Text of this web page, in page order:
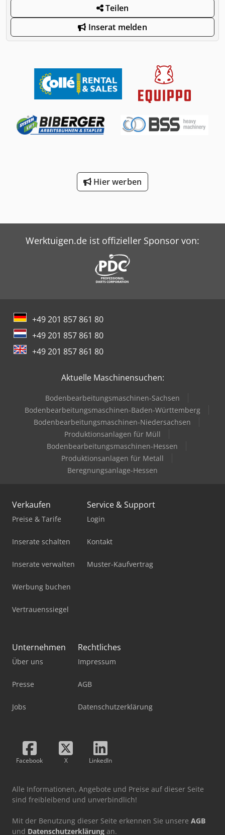
Teilen
Inserat melden
Hier werben
Werktuigen.de ist offizieller Sponsor von:
+49 201 857 861 80
+49 201 857 861 80
+49 201 857 861 80
Aktuelle Maschinensuchen:
Bodenbearbeitungsmaschinen-Sachsen
Bodenbearbeitungsmaschinen-Baden-Württemberg
Bodenbearbeitungsmaschinen-Niedersachsen
Produktionsanlagen für Müll
Bodenbearbeitungsmaschinen-Hessen
Produktionsanlagen für Metall
Beregnungsanlage-Hessen
Verkaufen
Preise & Tarife
Inserate schalten
Inserate verwalten
Werbung buchen
Vertrauenssiegel
Service & Support
Login
Kontakt
Muster-Kaufvertrag
Unternehmen
Über uns
Presse
Jobs
Rechtliches
Impressum
AGB
Datenschutzerklärung
Facebook X LinkedIn
Alle Informationen, Angebote und Preise auf dieser Seite
sind freibleibend und unverbindlich!
Mit der Benutzung dieser Seite erkennen Sie unsere AGB
und Datenschutzerklärung an.